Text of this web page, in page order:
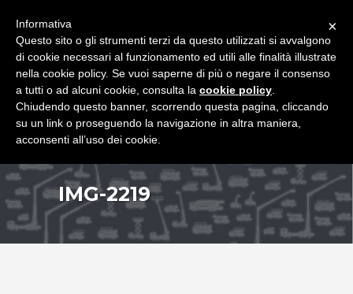
IMG-2219
×
Informativa
Questo sito o gli strumenti terzi da questo utilizzati si avvalgono
di cookie necessari al funzionamento ed utili alle finalità illustrate
nella cookie policy. Se vuoi saperne di più o negare il consenso
a tutti o ad alcuni cookie, consulta la cookie policy
Chiudendo questo banner, scorrendo questa pagina, cliccando
su un link o proseguendo la navigazione in altra maniera,
acconsenti all’uso dei cookie.